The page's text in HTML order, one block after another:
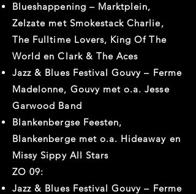
Blueshappening – Marktplein,
Zelzate met Smokestack Charlie,
The Fulltime Lovers, King Of The
World en Clark & The Aces
Jazz & Blues Festival Gouvy – Ferme
Madelonne, Gouvy met o.a. Jesse
Garwood Band
Blankenbergse Feesten,
Blankenberge met o.a. Hideaway en
Missy Sippy All Stars
ZO 09:
Jazz & Blues Festival Gouvy – Ferme